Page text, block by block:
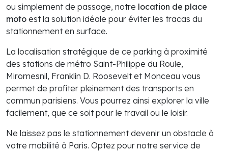
ou simplement de passage, notre location de place
moto est la solution idéale pour éviter les tracas du
stationnement en surface.
La localisation stratégique de ce parking à proximité
des stations de métro Saint-Philippe du Roule,
Miromesnil, Franklin D. Roosevelt et Monceau vous
permet de profiter pleinement des transports en
commun parisiens. Vous pourrez ainsi explorer la ville
facilement, que ce soit pour le travail ou le loisir.
Ne laissez pas le stationnement devenir un obstacle à
votre mobilité à Paris. Optez pour notre service de